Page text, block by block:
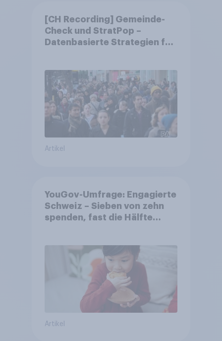
[CH Recording] Gemeinde-
Check und StratPop –
Datenbasierte Strategien für
Artikel
YouGov-Umfrage: Engagierte
Schweiz – Sieben von zehn
spenden, fast die Hälfte
Artikel